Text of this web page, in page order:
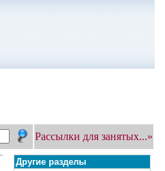
Рассылки для занятых...»
Другие разделы